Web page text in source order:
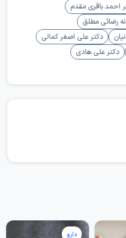
احمد باقری مقدم
رضائی مطلق
دکتر علی اصغر کمالی
دکتر علی هادی
دارو